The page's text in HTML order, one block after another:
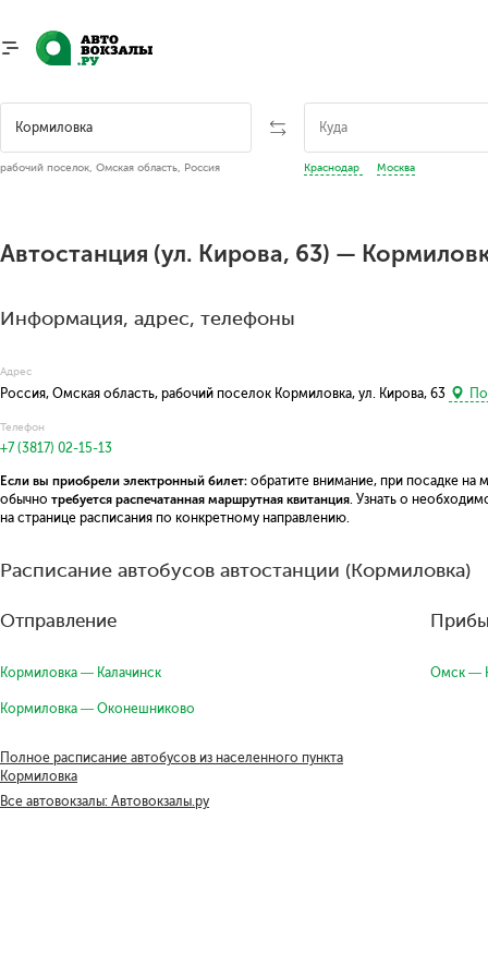
рабочий поселок, Омская область, Россия Краснодар Москва
Автостанция (ул. Кирова, 63) —
Информация, адрес, телефоны
Адрес
Россия, Омская область, рабочий поселок Кормиловка, ул. Кирова, 63
Телефон
+7 (3817) 02-15-13
Если вы приобрели электронный билет: обратите внимание, при посадке
обычно требуется распечатанная маршрутная квитанция. Узнать о
на странице расписания по конкретному направлению.
Расписание автобусов автостанции (Кормиловка)
Отправление
Кормиловка — Калачинск
Кормиловка — Оконешниково
Омск —
Полное расписание автобусов из населенного пункта
Кормиловка
Все автовокзалы: Автовокзалы.ру